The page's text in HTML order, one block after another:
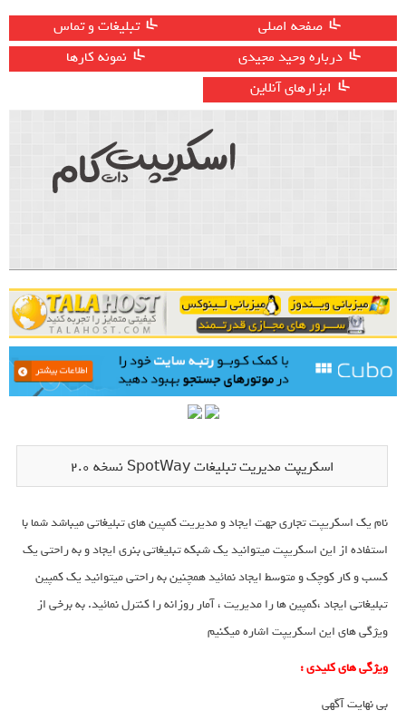
صفحه اصلی
تبلیغات و تماس
درباره وحید مجیدی
نمونه کارها
ابزارهای آنلاین
اسکریپت مدیریت تبلیغات SpotWay نسخه 2.0
نام یک اسکریپت تجاری جهت ایجاد و مدیریت کمپین های تبلیغاتی میباشد شما با
استفاده از این اسکریپت میتوانید یک شبکه تبلیغاتی بنری ایجاد و به راحتی یک
کسب و کار کوچک و متوسط ایجاد نمائید همچنین به راحتی میتوانید یک کمپین
تبلیغاتی ایجاد ،کمپین ها را مدیریت ، آمار روزانه را کنترل نمائید. به برخی از
ویژگی های این اسکریپت اشاره میکنیم
ویژگی های کلیدی :
بی نهایت آگهی